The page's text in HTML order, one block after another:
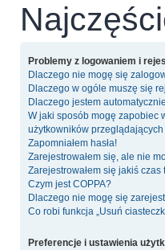
Problemy z logowaniem i
Dlaczego nie mogę się
Dlaczego w ogóle muszę się
Dlaczego jestem
W jaki sposób mogę zapobiec
użytkowników przeglądających
Zapomniałem hasła!
Zarejestrowałem się, ale nie
Zarejestrowałem się jakiś
Czym jest COPPA?
Dlaczego nie mogę się
Co robi funkcja „Usuń
Preferencje i ustawienia